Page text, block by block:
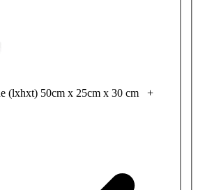
(lxhxt) 50cm x 25cm x 30 cm
+